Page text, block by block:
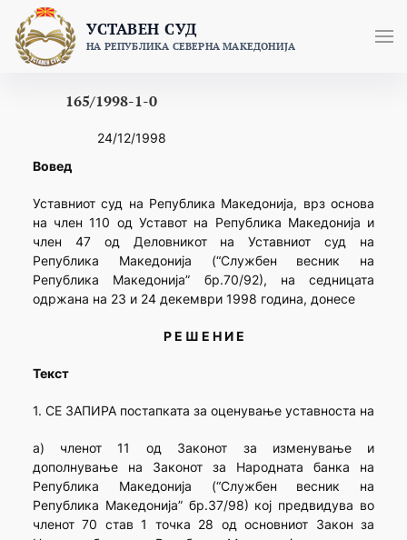
content
УСТАВЕН СУД
НА РЕПУБЛИКА СЕВЕРНА МАКЕДОНИЈА
165/1998-1-0
24/12/1998
Вовед
Уставниот суд на Република Македонија, врз основа
на член 110 од Уставот на Република Македонија и
член 47 од Деловникот на Уставниот суд на
Република Македонија (“Службен весник на
Република Македонија” бр.70/92), на седницата
одржана на 23 и 24 декември 1998 година, донесе
Р Е Ш Е Н И Е
Текст
1. СЕ ЗАПИРА постапката за оценување уставноста на
а) членот 11 од Законот за изменување и
дополнување на Законот за Народната банка на
Република Македонија (“Службен весник на
Република Македонија” бр.37/98) кој предвидува во
членот 70 став 1 точка 28 од основниот Закон за